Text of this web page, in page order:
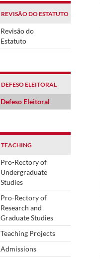
REVISÃO DO ESTATUTO
Revisão do
Estatuto
DEFESO ELEITORAL
Defeso Eleitoral
TEACHING
Pro-Rectory of
Undergraduate
Studies
Pro-Rectory of
Research and
Graduate Studies
Teaching Projects
Admissions